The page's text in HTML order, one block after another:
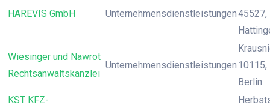
HAREVIS GmbH Unternehmensdienstleistungen45527,
Wiesinger und Nawrot
Rechtsanwaltskanzlei
Unternehmensdienstleistungen 10115,
Berlin
KST KFZ-